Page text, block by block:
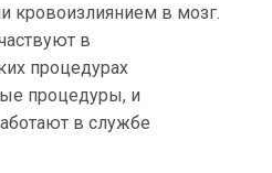
кровоизлиянием в мозг.
в
процедурах
процедуры, и
в службе